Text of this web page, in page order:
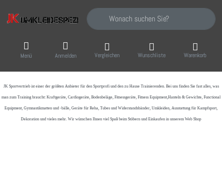
Geben Sie einen Suchbegriff ein. Während
Menü Anmelden Vergleichen Wunschliste Warenkorb
JK Sportvertrieb ist einer der größten Anbieter für den Sportprofi und den zu Hause Trainierenden. Bei uns finden Sie fast alles, was
man zum Training braucht: Kraftgeräte, Cardiogeräte, Bodenbeläge, Fitnessgeräte, Fitness Equipment,Hanteln & Gewichte, Functional
Equipment, Gymnastikmatten und -bälle, Geräte für Reha, Tubes und Widerstandsbänder, Umkleiden, Ausstattung für Kampfsport,
Dekoration und vieles mehr. Wir wünschen Ihnen viel Spaß beim Stöbern und Einkaufen in unserem Web Shop